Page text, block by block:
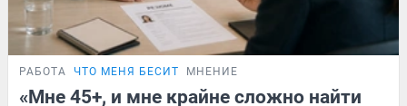
РАБОТА ЧТО МЕНЯ БЕСИТ МНЕНИЕ
«Мне 45+, и мне крайне сложно найти